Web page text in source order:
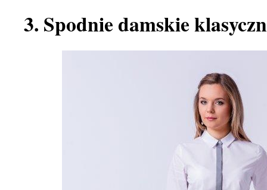
3. Spodnie damskie